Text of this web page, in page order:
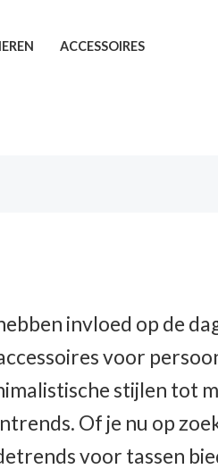
ACCESSOIRES
invloed op de
voor
stijlen tot
Of je nu op
voor tassen